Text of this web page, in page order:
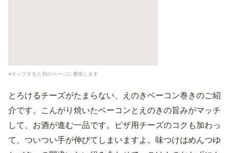
※タップすると別のページに遷移します
とろけるチーズがたまらない、えのきベーコン巻きのご紹
介です。こんがり焼いたベーコンとえのきの旨みがマッチ
して、お酒が進む一品です。ピザ用チーズのコクも加わっ
て、ついつい手が伸びてしまいますよ。味つけはめんつゆ